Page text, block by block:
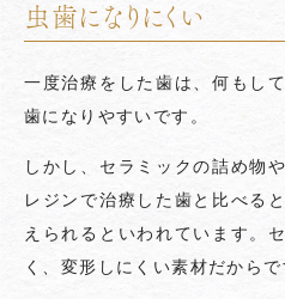
虫歯になりにくい
一度治療をした歯は、何もし
歯になりやすいです。
しかし、セラミックの詰め物
レジンで治療した歯と比べる
えられるといわれています。
く、変形しにくい素材だからで